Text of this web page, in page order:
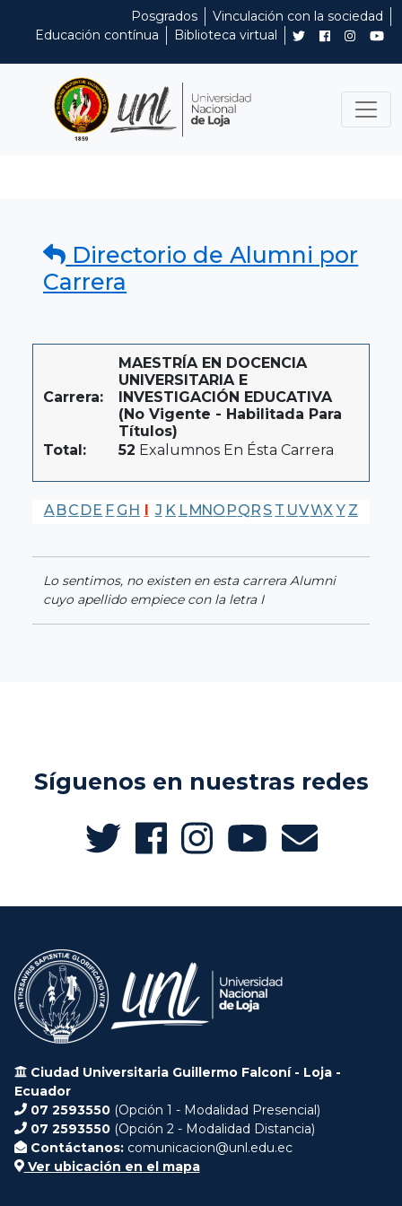
Posgrados
Vinculación con la sociedad
Educación contínua
Biblioteca virtual
Directorio de Alumni por
Carrera
Carrera:
MAESTRÍA EN DOCENCIA
UNIVERSITARIA E
INVESTIGACIÓN EDUCATIVA
(No Vigente - Habilitada Para
Títulos)
Total:
52 Exalumnos En Ésta Carrera
A BC DE F G H I J K LMNO PQR S T UVWX Y Z
Lo sentimos, no existen en esta carrera Alumni
cuyo apellido empiece con la letra I
Síguenos en nuestras redes
Ciudad Universitaria Guillermo Falconí - Loja -
Ecuador
07 2593550 (Opción 1 - Modalidad Presencial)
07 2593550 (Opción 2 - Modalidad Distancia)
Contáctanos: comunicacion@unl.edu.ec
Ver ubicación en el mapa